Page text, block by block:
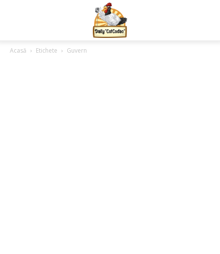
Acasă Etichete Guvern